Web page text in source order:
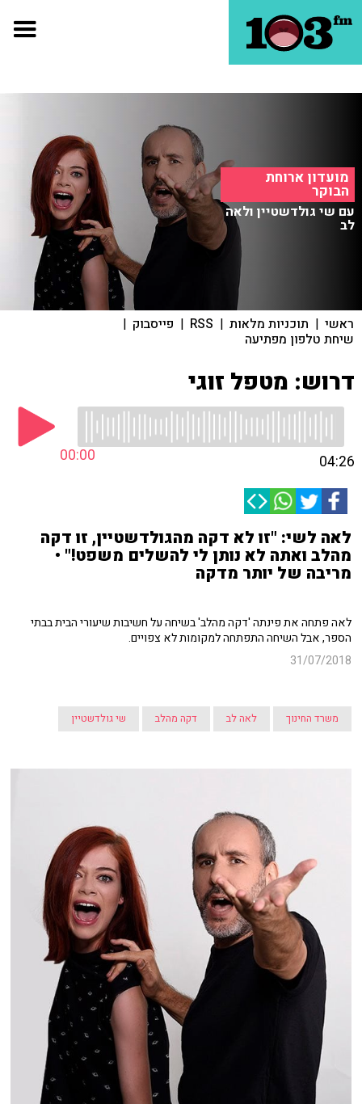
מועדון ארוחת
הבוקר
עם שי גולדשטיין ולאה
לב
ראשי | תוכניות מלאות |
RSS
| פייסבוק |
שיחת טלפון מפתיעה
דרוש: מטפל זוגי
00:00 04:26
לאה לשי: "זו לא דקה מהגולדשטיין, זו דקה
מהלב ואתה לא נותן לי להשלים משפט!" •
מריבה של יותר מדקה
לאה פתחה את פינתה 'דקה מהלב' בשיחה על חשיבות שיעורי הבית בבתי
הספר, אבל השיחה התפתחה למקומות לא צפויים.
31/07/2018
משרד החינוך לאה לב דקה מהלב שי גולדשטיין